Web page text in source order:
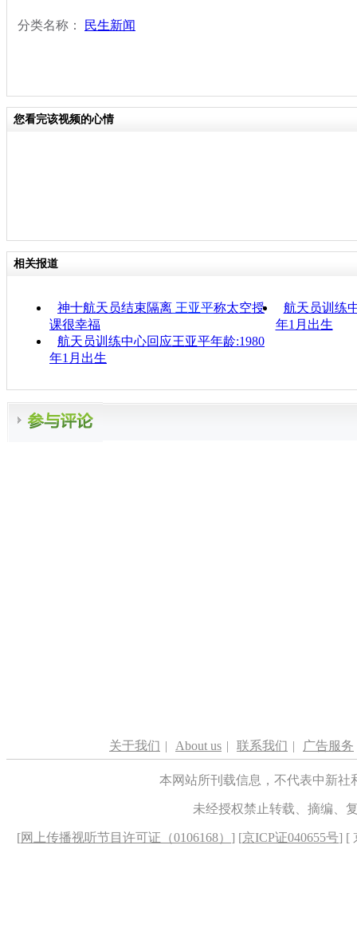
分类名称： 民生新闻
您看完该视频的心情
相关报道
神十航天员结束隔离 王亚平称太空授
课很幸福
航天员训练
年1月出生
航天员训练中心回应王亚平年龄:1980
年1月出生
关于我们 | About us | 联系我们 | 广告服务
本网站所刊载信息，不代表中新
未经授权禁止转载、摘编、
[网上传播视听节目许可证（0106168） ] [京ICP证040655号] [